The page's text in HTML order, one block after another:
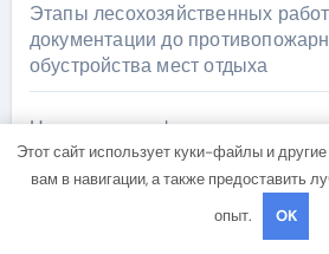
Этапы лесохозяйственных
документации до
обустройства мест отдыха
Назначение и функции центров
Ключевые черты кованых
факела с эффектом старины
Этот сайт использует куки-файлы и
вам в навигации, а также предоставить
опыт.
OK